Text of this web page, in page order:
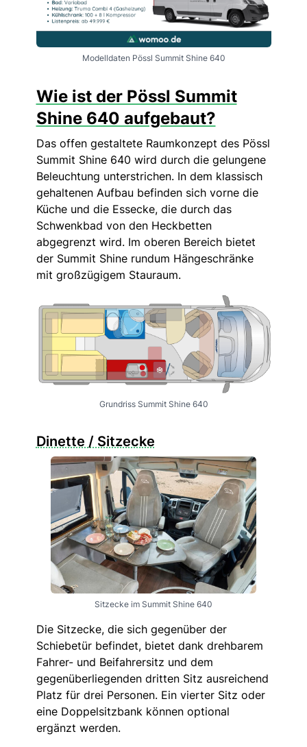
Modelldaten Pössl Summit Shine 640
Wie ist der Pössl Summit
Shine 640 aufgebaut?
Das offen gestaltete Raumkonzept des Pössl
Summit Shine 640 wird durch die gelungene
Beleuchtung unterstrichen. In dem klassisch
gehaltenen Aufbau befinden sich vorne die
Küche und die Essecke, die durch das
Schwenkbad von den Heckbetten
abgegrenzt wird. Im oberen Bereich bietet
der Summit Shine rundum Hängeschränke
mit großzügigem Stauraum.
Grundriss Summit Shine 640
Dinette / Sitzecke
Sitzecke im Summit Shine 640
Die Sitzecke, die sich gegenüber der
Schiebetür befindet, bietet dank drehbarem
Fahrer- und Beifahrersitz und dem
gegenüberliegenden dritten Sitz ausreichend
Platz für drei Personen. Ein vierter Sitz oder
eine Doppelsitzbank können optional
ergänzt werden.